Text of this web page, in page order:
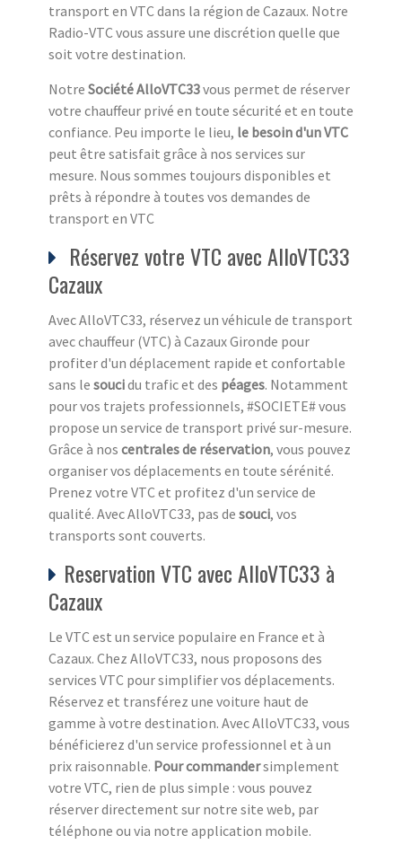
transport en VTC dans la région de Cazaux. Notre
Radio-VTC vous assure une discrétion quelle que
soit votre destination.
Notre Société AlloVTC33vous permet de réserver
votre chauffeur privé en toute sécurité et en toute
confiance. Peu importe le lieu, le besoin d'un VTC
peut être satisfait grâce à nos services sur
mesure. Nous sommes toujours disponibles et
prêts à répondre à toutes vos demandes de
transport en VTC
Réservez votre VTC avec AlloVTC33
Cazaux
Avec AlloVTC33, réservez un véhicule de transport
avec chauffeur (VTC) à Cazaux Gironde pour
profiter d'un déplacement rapide et confortable
sans le soucidu trafic et des péages. Notamment
pour vos trajets professionnels, #SOCIETE# vous
propose un service de transport privé sur-mesure.
Grâce à nos centrales de réservation, vous pouvez
organiser vos déplacements en toute sérénité.
Prenez votre VTC et profitez d'un service de
qualité. Avec AlloVTC33, pas de souci, vos
transports sont couverts.
Reservation VTC avec AlloVTC33 à
Cazaux
Le VTC est un service populaire en France et à
Cazaux. Chez AlloVTC33, nous proposons des
services VTC pour simplifier vos déplacements.
Réservez et transférez une voiture haut de
gamme à votre destination. Avec AlloVTC33, vous
bénéficierez d'un service professionnel et à un
prix raisonnable. Pour commandersimplement
votre VTC, rien de plus simple : vous pouvez
réserver directement sur notre site web, par
téléphone ou via notre application mobile.